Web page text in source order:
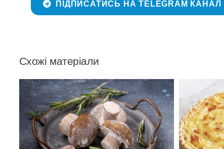
ПІДПИСАТИСЬ НА TELEGRAM КАНАЛ
Схожі матеріали